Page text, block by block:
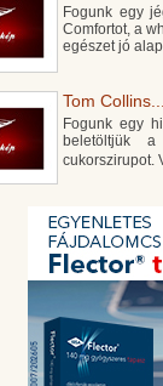
Fogunk egy
Comfortot, a
egészet jó
Tom
Fogunk egy
beletöltjük
cukorszirupot.